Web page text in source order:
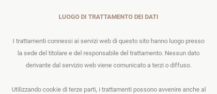
LUOGO DI TRATTAMENTO DEI DATI
I trattamenti connessi ai servizi web di questo sito hanno luogo presso
la sede del titolare e del responsabile del trattamento. Nessun dato
derivante dal servizio web viene comunicato a terzi o diffuso.
Utilizzando cookie di terze parti, i trattamenti possono avvenire anche al